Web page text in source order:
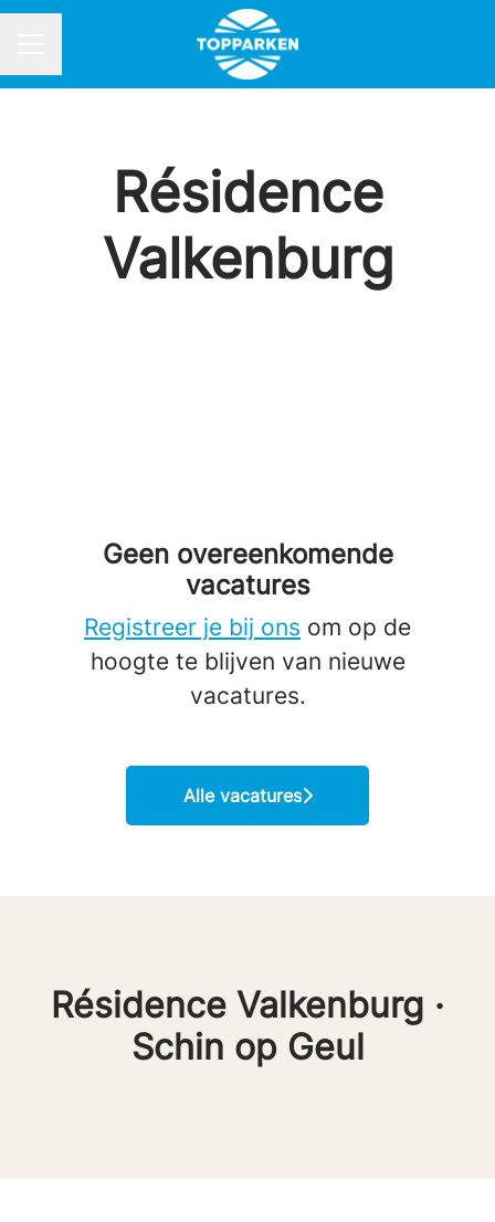
Résidence
Valkenburg
Geen overeenkomende
vacatures
Registreer je bij ons om op de
hoogte te blijven van nieuwe
vacatures.
Alle vacatures
Résidence Valkenburg ·
Schin op Geul